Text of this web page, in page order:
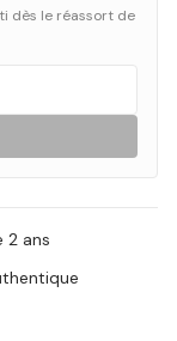
dès le réassort de
2 ans